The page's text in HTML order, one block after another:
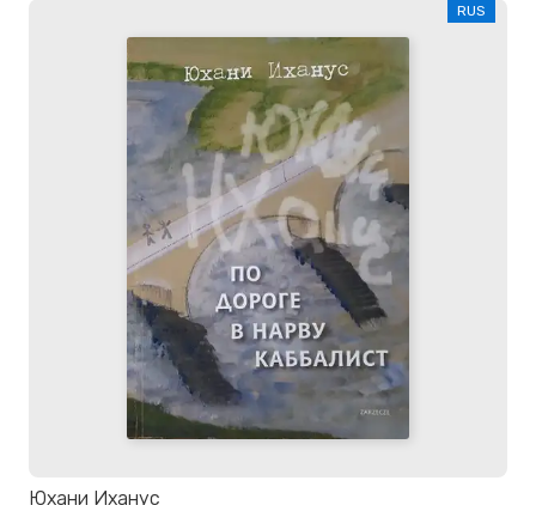
RUS
Юхани Иханус